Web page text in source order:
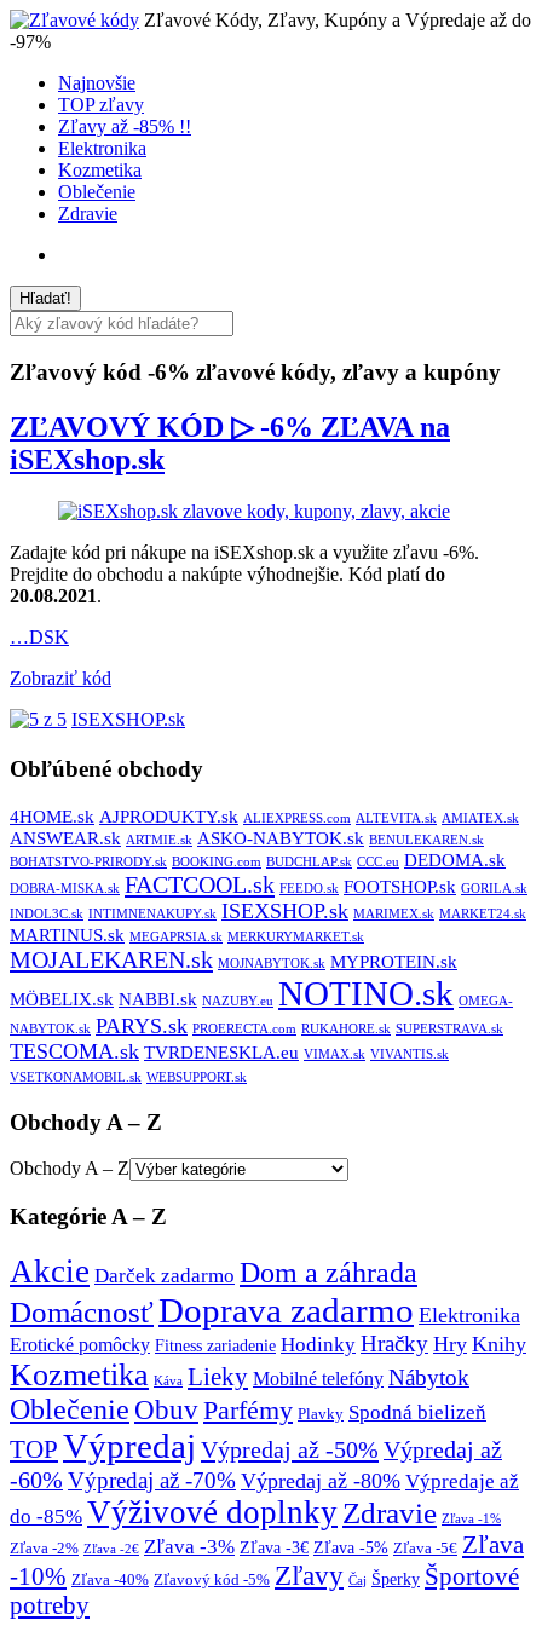
Zľavové Kódy, Zľavy, Kupóny a Výpredaje až do
-97%
Najnovšie
TOP zľavy
Zľavy až -85% !!
Elektronika
Kozmetika
Oblečenie
Zdravie
Zľavový kód -6% zľavové kódy, zľavy a kupóny
ZĽAVOVÝ KÓD ▷ -6% ZĽAVA na
iSEXshop.sk
Zadajte kód pri nákupe na iSEXshop.sk a využite zľavu -6%.
Prejdite do obchodu a nakúpte výhodnejšie. Kód platído
20.08.2021.
…DSK
Zobraziť kód
ISEXSHOP.sk
Obľúbené obchody
4HOME.sk AJPRODUKTY.sk ALIEXPRESS.com ALTEVITA.sk AMIATEX.sk
ANSWEAR.sk ARTMIE.sk ASKO-NABYTOK.sk BENULEKAREN.sk
BOHATSTVO-PRIRODY.sk BOOKING.com BUDCHLAP.sk CCC.eu DEDOMA.sk
DOBRA-MISKA.sk FACTCOOL.sk FEEDO.sk FOOTSHOP.sk GORILA.sk
INDOL3C.sk INTIMNENAKUPY.sk ISEXSHOP.sk MARIMEX.sk MARKET24.sk
MARTINUS.sk MEGAPRSIA.sk MERKURYMARKET.sk
MOJALEKAREN.sk MOJNABYTOK.sk MYPROTEIN.sk
MÖBELIX.sk NABBI.sk NAZUBY.eu NOTINO.sk OMEGA-
NABYTOK.sk PARYS.sk PROERECTA.com RUKAHORE.sk SUPERSTRAVA.sk
TESCOMA.sk TVRDENESKLA.eu VIMAX.sk VIVANTIS.sk
VSETKONAMOBIL.sk WEBSUPPORT.sk
Obchody A – Z
Obchody A – Z
Kategórie A – Z
Akcie Darček zadarmo Dom a záhrada
DomácnosťDoprava zadarmo Elektronika
Erotické pomôcky Fitness zariadenie Hodinky Hračky Hry Knihy
Kozmetika Káva Lieky Mobilné telefóny Nábytok
Oblečenie ObuvParfémy Plavky Spodná bielizeň
TOP Výpredaj Výpredaj až -50% Výpredaj až
-60% Výpredaj až -70% Výpredaj až -80% Výpredaje až
do -85% Výživové doplnkyZdravie Zľava -1%
Zľava -2% Zľava -2€ Zľava -3% Zľava -3€ Zľava -5% Zľava -5€ Zľava
-10% Zľava -40% Zľavový kód -5% Zľavy Čaj Šperky Športové
potreby